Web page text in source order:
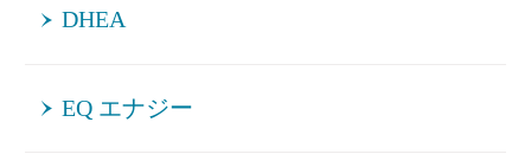
DHEA
EQ エナジー